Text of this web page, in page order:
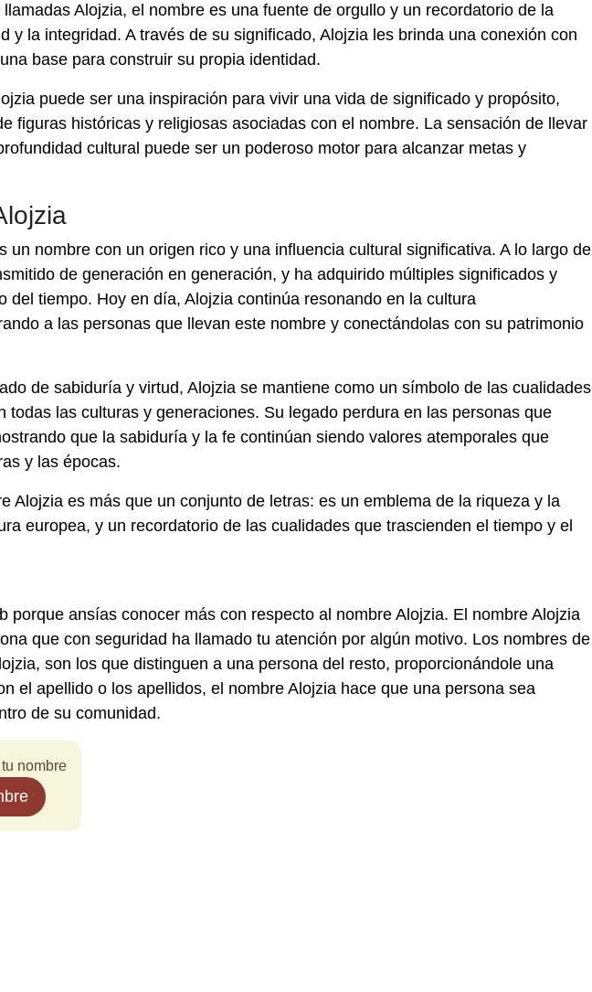
Alojzia, el nombre es una fuente de orgullo y un recordatorio de la
y la integridad. A través de su significado, Alojzia les brinda una conexión con
base para construir su propia identidad.
puede ser una inspiración para vivir una vida de significado y propósito,
figuras históricas y religiosas asociadas con el nombre. La sensación de llevar
cultural puede ser un poderoso motor para alcanzar metas y
un nombre con un origen rico y una influencia cultural significativa. A lo largo de
de generación en generación, y ha adquirido múltiples significados y
del tiempo. Hoy en día, Alojzia continúa resonando en la cultura
a las personas que llevan este nombre y conectándolas con su patrimonio
de sabiduría y virtud, Alojzia se mantiene como un símbolo de las cualidades
todas las culturas y generaciones. Su legado perdura en las personas que
que la sabiduría y la fe continúan siendo valores atemporales que
y las épocas.
Alojzia es más que un conjunto de letras: es un emblema de la riqueza y la
europea, y un recordatorio de las cualidades que trascienden el tiempo y el
porque ansías conocer más con respecto al nombre Alojzia. El nombre Alojzia
que con seguridad ha llamado tu atención por algún motivo. Los nombres de
son los que distinguen a una persona del resto, proporcionándole una
el apellido o los apellidos, el nombre Alojzia hace que una persona sea
de su comunidad.
nombre